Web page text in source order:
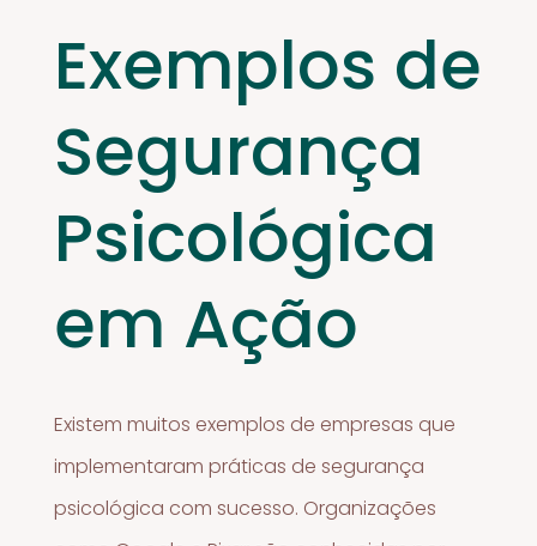
Exemplos de
Segurança
Psicológica
em Ação
Existem muitos exemplos de empresas que
implementaram práticas de segurança
psicológica com sucesso. Organizações